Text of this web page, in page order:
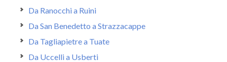
Da Ranocchi a Ruini
Da San Benedetto a Strazzacappe
Da Tagliapietre a Tuate
Da Uccelli a Usberti